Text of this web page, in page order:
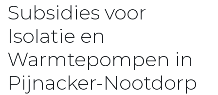
Subsidies voor
Isolatie en
Warmtepompen in
Pijnacker-Nootdorp